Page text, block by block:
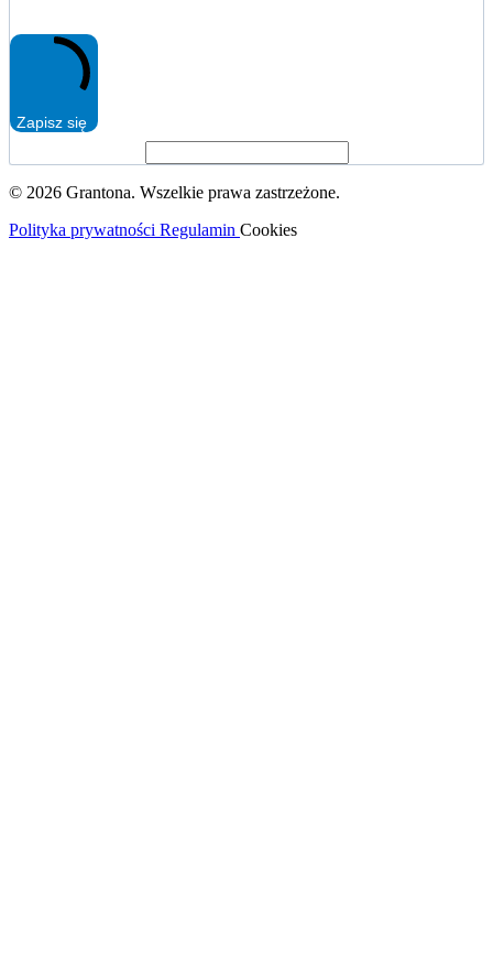
Zapisz się
© 2026 Grantona. Wszelkie prawa zastrzeżone.
Polityka prywatności Regulamin Cookies